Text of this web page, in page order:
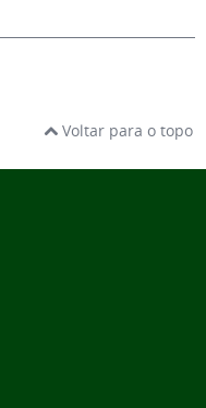
Voltar para o topo